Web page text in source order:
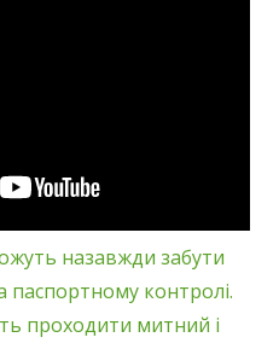
назавжди забути
контролі.
проходити митний і